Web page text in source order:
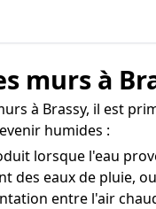
murs à
à Brassy, il est
humides :
lorsque l'eau
des eaux de pluie,
entre l'air